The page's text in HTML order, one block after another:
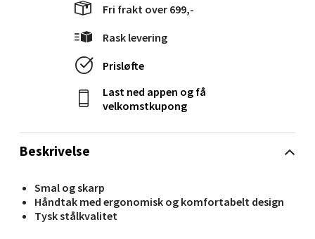
Beskrivelse
Smal og skarp
Håndtak med ergonomisk og komfortabelt design
Tysk stålkvalitet
Fri frakt over 699,-
Rask levering
Prisløfte
Last ned appen og få
velkomstkupong
Skarvøyveien 55, 4517 Mandal
Åpent i dag 10-20
0 i butikk
Velg
Mo i Rana - Thon Senter Mo i Rana